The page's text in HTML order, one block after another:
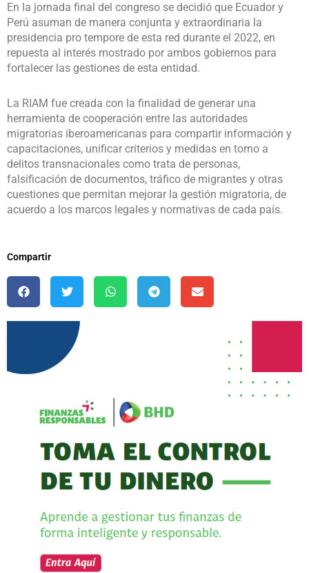
En la jornada final del congreso se decidió que Ecuador y
Perú asuman de manera conjunta y extraordinaria la
presidencia pro tempore de esta red durante el 2022, en
repuesta al interés mostrado por ambos gobiernos para
fortalecer las gestiones de esta entidad.
La RIAM fue creada con la finalidad de generar una
herramienta de cooperación entre las autoridades
migratorias iberoamericanas para compartir información y
capacitaciones, unificar criterios y medidas en torno a
delitos transnacionales como trata de personas,
falsificación de documentos, tráfico de migrantes y otras
cuestiones que permitan mejorar la gestión migratoria, de
acuerdo a los marcos legales y normativas de cada país.
Compartir